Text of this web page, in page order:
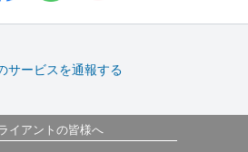
サービスを通報する
イアントの皆様へ